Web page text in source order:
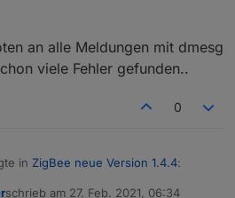
gesetzt. Aber das der dann
mehr läuft ? Jetzt ist der Adapter
Kann aber keine Geräte
ein anlernen nur noch mit dem
auf dem Cc26x2r1 funktioniert. How
kann ich die Geräte nur ab und an
belegt ist und der Adapter nicht
Neues flashen des Cc26x2r1 hat
an alle Meldungen mit dmesg
viele Fehler gefunden..
0
in ZigBee neue Version 1.4.4:
schrieb am 27. Feb. 2021, 06:34